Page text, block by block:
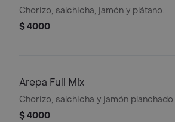
Chorizo, salchicha, jamón y plátano.
$ 4000
Arepa Full Mix
Chorizo, salchicha y jamón planchado.
$ 4000